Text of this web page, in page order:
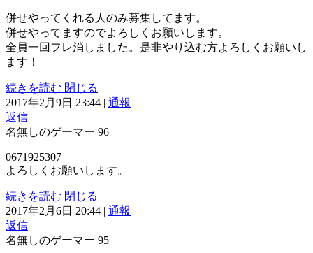
併せやってくれる人のみ募集してます。
併せやってますのでよろしくお願いします。
全員一回フレ消しました。是非やり込む方よろしくお願いし
ます！
続きを読む 閉じる
2017年2月9日 23:44 | 通報
返信
名無しのゲーマー 96
0671925307
よろしくお願いします。
続きを読む 閉じる
2017年2月6日 20:44 | 通報
返信
名無しのゲーマー 95